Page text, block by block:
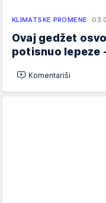
KLIMATSKE PROMENE
Ovaj gedžet
potisnuo lepeze
Komentariši